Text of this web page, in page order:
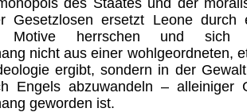
Gesetzlosen ersetzt Leone
Motive herrschen und sich
nicht aus einer wohlgeordneten,
ergibt, sondern in der
Engels abzuwandeln – alleiniger
geworden ist.